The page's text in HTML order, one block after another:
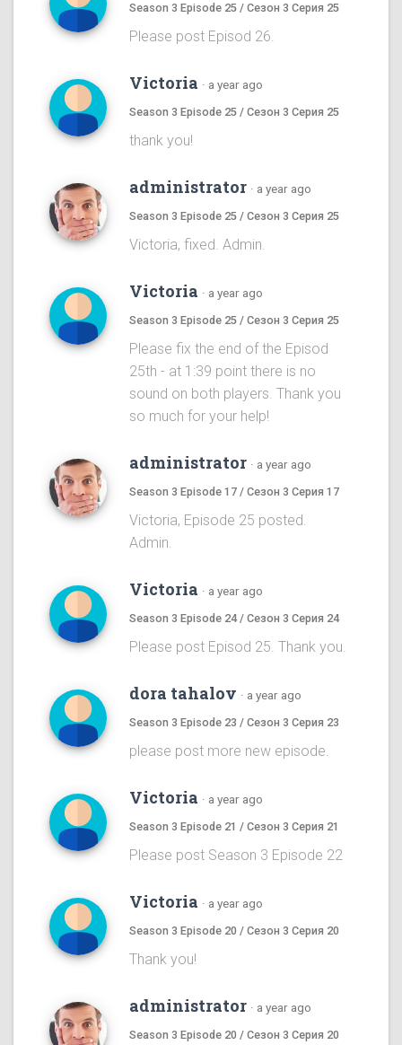
Season 3 Episode 25 / Сезон 3 Серия 25
Please post Episod 26.
Victoria · a year ago
Season 3 Episode 25 / Сезон 3 Серия 25
thank you!
administrator · a year ago
Season 3 Episode 25 / Сезон 3 Серия 25
Victoria, fixed. Admin.
Victoria · a year ago
Season 3 Episode 25 / Сезон 3 Серия 25
Please fix the end of the Episod
25th - at 1:39 point there is no
sound on both players. Thank you
so much for your help!
administrator · a year ago
Season 3 Episode 17 / Сезон 3 Серия 17
Victoria, Episode 25 posted.
Admin.
Victoria · a year ago
Season 3 Episode 24 / Сезон 3 Серия 24
Please post Episod 25. Thank you.
dora tahalov · a year ago
Season 3 Episode 23 / Сезон 3 Серия 23
please post more new episode.
Victoria · a year ago
Season 3 Episode 21 / Сезон 3 Серия 21
Please post Season 3 Episode 22
Victoria · a year ago
Season 3 Episode 20 / Сезон 3 Серия 20
Thank you!
administrator · a year ago
Season 3 Episode 20 / Сезон 3 Серия 20